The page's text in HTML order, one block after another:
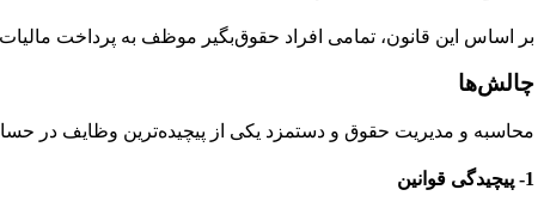
بر اساس این قانون، تمامی افراد حقوق‌بگیر موظف به پرداخت
چالش‌ها
محاسبه و مدیریت حقوق و دستمزد یکی از پیچیده‌ترین وظایف در
1- پیچیدگی قوانین